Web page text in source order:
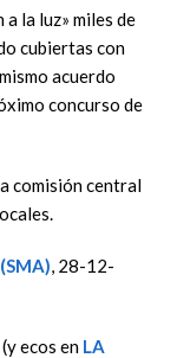
la luz» miles de
cubiertas con
acuerdo
concurso de
comisión central
, 28-12-
ecos en LA